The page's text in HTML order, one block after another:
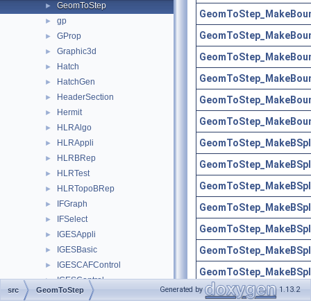
► GeomToStep
► gp
► GProp
► Graphic3d
► Hatch
► HatchGen
► HeaderSection
► Hermit
► HLRAlgo
► HLRAppli
► HLRBRep
► HLRTest
► HLRTopoBRep
► IFGraph
► IFSelect
► IGESAppli
► IGESBasic
► IGESCAFControl
► IGESControl
► IGESConvGeom
src GeomToStep Generated by 1.13.2